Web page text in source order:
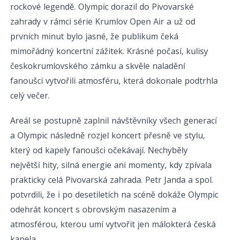
rockové legendě. Olympic dorazil do Pivovarské
zahrady v rámci série Krumlov Open Air a už od
prvních minut bylo jasné, že publikum čeká
mimořádný koncertní zážitek. Krásné počasí, kulisy
českokrumlovského zámku a skvěle naladění
fanoušci vytvořili atmosféru, která dokonale podtrhla
celý večer.
Areál se postupně zaplnil návštěvníky všech generací
a Olympic následně rozjel koncert přesně ve stylu,
který od kapely fanoušci očekávají. Nechyběly
největší hity, silná energie ani momenty, kdy zpívala
prakticky celá Pivovarská zahrada. Petr Janda a spol.
potvrdili, že i po desetiletích na scéně dokáže Olympic
odehrát koncert s obrovským nasazením a
atmosférou, kterou umí vytvořit jen málokterá česká